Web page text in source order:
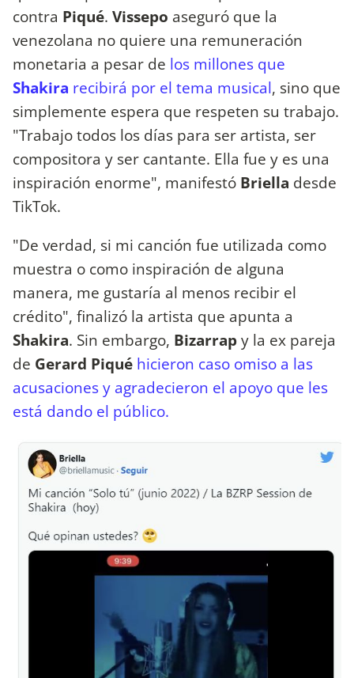
contra Piqué. Vissepo aseguró que la
venezolana no quiere una remuneración
monetaria a pesar de los millones que
Shakira recibirá por el tema musical, sino que
simplemente espera que respeten su trabajo.
"Trabajo todos los días para ser artista, ser
compositora y ser cantante. Ella fue y es una
inspiración enorme", manifestó Briella desde
TikTok.
"De verdad, si mi canción fue utilizada como
muestra o como inspiración de alguna
manera, me gustaría al menos recibir el
crédito", finalizó la artista que apunta a
Shakira. Sin embargo, Bizarrapy la ex pareja
de Gerard Piqué hicieron caso omiso a las
acusaciones y agradecieron el apoyo que les
está dando el público.